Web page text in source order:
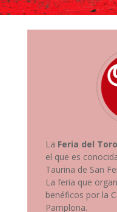
La Feria del Toro
el que es
Taurina de San
La feria que
benéficos por la
Pamplona.